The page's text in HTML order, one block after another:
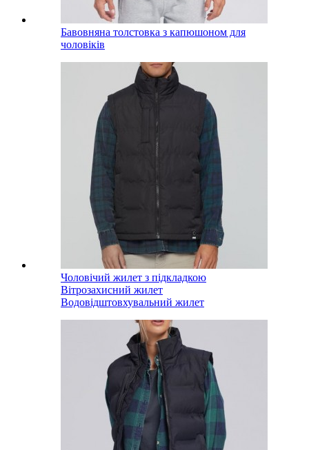
Бавовняна толстовка з капюшоном для
чоловіків
Чоловічий жилет з підкладкою
Вітрозахисний жилет
Водовідштовхувальний жилет